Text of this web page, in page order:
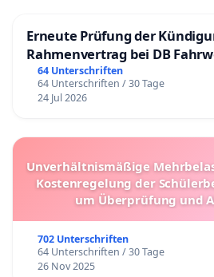
Erneute Prüfung der
Rahmenvertrag bei DB
64 Unterschriften
64 Unterschriften / 30 Tage
24 Jul 2026
Unverhältnismäßige
Kostenregelung der
um Überprüfung und
702 Unterschriften
64 Unterschriften / 30 Tage
26 Nov 2025